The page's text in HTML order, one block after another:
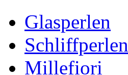
Glasperlen
Schliffperlen
Millefiori